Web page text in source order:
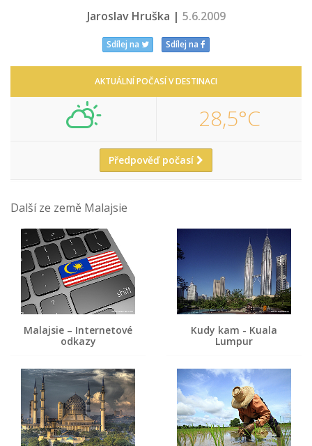
Jaroslav Hruška | 5.6.2009
Sdílej na Sdílej na
AKTUÁLNÍ POČASÍ V DESTINACI
28,5°C
Předpověď počasí
Další ze země Malajsie
Malajsie – Internetové
odkazy
Kudy kam - Kuala
Lumpur